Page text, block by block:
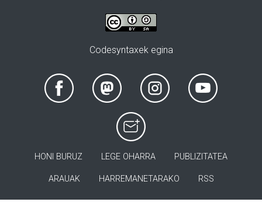
Codesyntaxek egina
HONI BURUZ LEGE OHARRA PUBLIZITATEA
ARAUAK HARREMANETARAKO RSS